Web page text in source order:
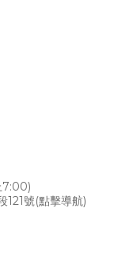
7:00)
121號(點擊導航)